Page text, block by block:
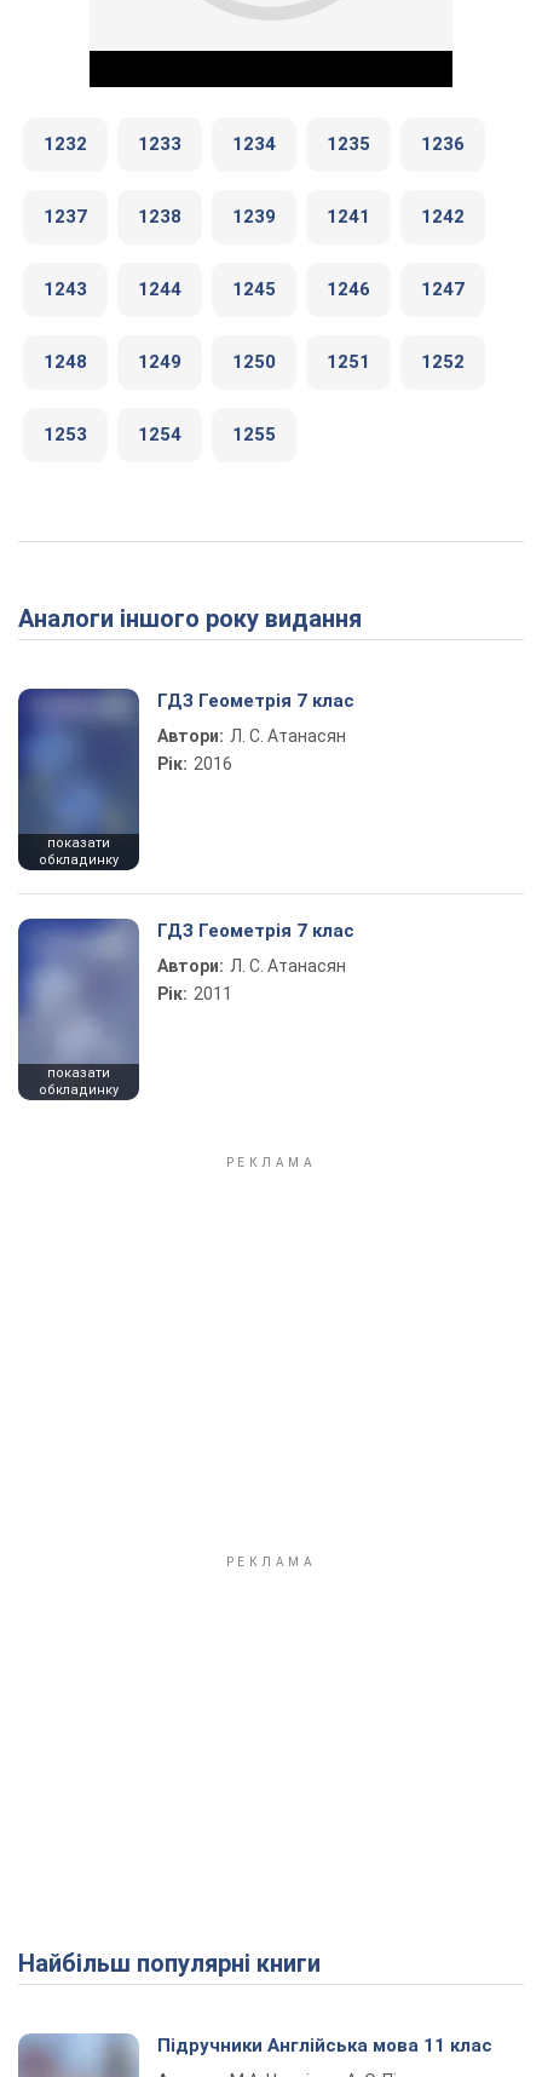
Play Video
1232 1233 1234 1235 1236
1237 1238 1239 1241 1242
1243 1244 1245 1246 1247
1248 1249 1250 1251 1252
1253 1254 1255
Аналоги іншого року видання
показати
обкладинку
ГДЗ Геометрія 7 клас
Автори: Л. С. Атанасян
Рік: 2016
показати
обкладинку
ГДЗ Геометрія 7 клас
Автори: Л. С. Атанасян
Рік: 2011
Найбільш популярні книги
Підручники Англійська мова 11 клас